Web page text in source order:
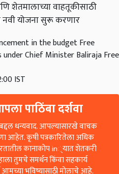
शेतमालाच्या वाहतूकीसाठी
नवी योजना सुरू करणार
in the budget Free
Chief Minister Baliraja Free
IST
पाठिंबा दर्शवा
धन्यवाद. आपल्यासारखे वाचक
आहेत. कृषी पत्रकारितेला अधिक
कानाकोप in्यात शेतकरी
तुमचे समर्थन किंवा सहकार्य
भविष्यासाठी मोलाचे आहे.